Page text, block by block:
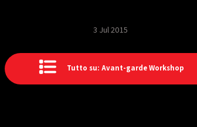
3 Jul 2015
Tutto su: Avant-garde Workshop